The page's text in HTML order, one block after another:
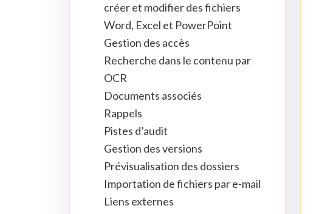
créer et modifier des fichiers
Word, Excel et PowerPoint
Gestion des accès
Recherche dans le contenu par
OCR
Documents associés
Rappels
Pistes d’audit
Gestion des versions
Prévisualisation des dossiers
Importation de fichiers par e-mail
Liens externes